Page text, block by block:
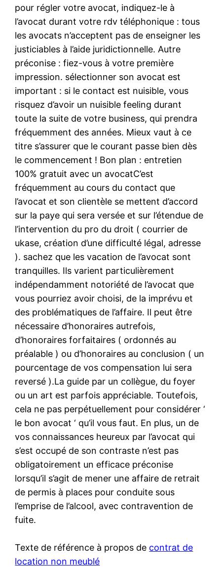
pour régler votre avocat, indiquez-le à
l’avocat durant votre rdv téléphonique : tous
les avocats n’acceptent pas de enseigner les
justiciables à l’aide juridictionnelle. Autre
préconise : fiez-vous à votre première
impression. sélectionner son avocat est
important : si le contact est nuisible, vous
risquez d’avoir un nuisible feeling durant
toute la suite de votre business, qui prendra
fréquemment des années. Mieux vaut à ce
titre s’assurer que le courant passe bien dès
le commencement ! Bon plan : entretien
100% gratuit avec un avocatC’est
fréquemment au cours du contact que
l’avocat et son clientèle se mettent d’accord
sur la paye qui sera versée et sur l’étendue de
l’intervention du pro du droit ( courrier de
ukase, création d’une difficulté légal, adresse
). sachez que les vacation de l’avocat sont
tranquilles. Ils varient particulièrement
indépendamment notoriété de l’avocat que
vous pourriez avoir choisi, de la imprévu et
des problématiques de l’affaire. Il peut être
nécessaire d’honoraires autrefois,
d’honoraires forfaitaires ( ordonnés au
préalable ) ou d’honoraires au conclusion ( un
pourcentage de vos compensation lui sera
reversé ).La guide par un collègue, du foyer
ou un art est parfois appréciable. Toutefois,
cela ne pas perpétuellement pour considérer ‘
le bon avocat ‘ qu’il vous faut. En plus, un de
vos connaissances heureux par l’avocat qui
s’est occupé de son contraste n’est pas
obligatoirement un efficace préconise
lorsqu’il s’agit de mener une affaire de retrait
de permis à places pour conduite sous
l’emprise de l’alcool, avec contravention de
fuite.
Texte de référence à propos de contrat de
location non meublé